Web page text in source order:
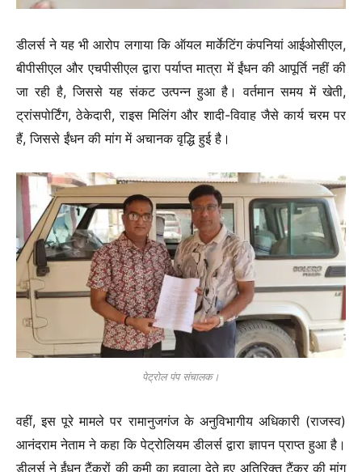
डीलर्स ने यह भी आरोप लगाया कि ऑयल मार्केटिंग कंपनियां आईओसीएल,
बीपीसीएल और एचपीसीएल द्वारा पर्याप्त मात्रा में ईंधन की आपूर्ति नहीं की
जा रही है, जिससे यह संकट उत्पन्न हुआ है। वर्तमान समय में खेती,
ट्रांसपोर्टिंग, ठेकेदारी, राइस मिलिंग और शादी-विवाह जैसे कार्य चरम पर
हैं, जिससे ईंधन की मांग में अचानक वृद्धि हुई है।
पेट्रोल पंप संचालक।
वहीं, इस पूरे मामले पर रामानुजगंज के अनुविभागीय अधिकारी (राजस्व)
आनंदराम नेताम ने कहा कि पेट्रोलियम डीलर्स द्वारा ज्ञापन प्राप्त हुआ है।
डीलर्स ने ईंधन टैंकरों की कमी का हवाला देते हुए अतिरिक्त टैंकर की मांग